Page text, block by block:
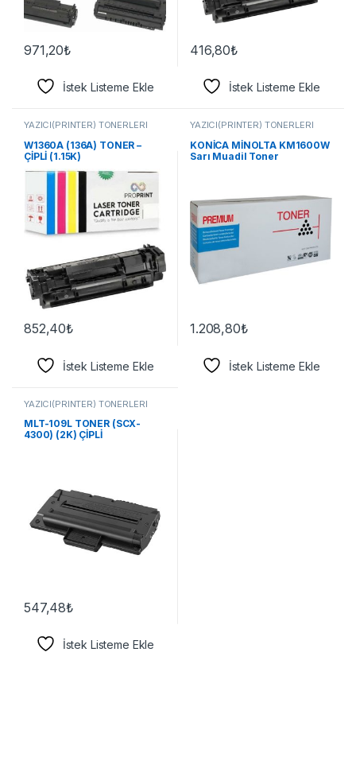
971,20₺
İstek Listeme Ekle
416,80₺
İstek Listeme Ekle
YAZICI(PRİNTER) TONERLERİ
W1360A (136A) TONER –
ÇİPLİ (1.15K)
852,40₺
İstek Listeme Ekle
YAZICI(PRİNTER) TONERLERİ
KONİCA MİNOLTA KM1600W
Sarı Muadil Toner
1.208,80₺
İstek Listeme Ekle
YAZICI(PRİNTER) TONERLERİ
MLT-109L TONER (SCX-
4300) (2K) ÇİPLİ
547,48₺
İstek Listeme Ekle